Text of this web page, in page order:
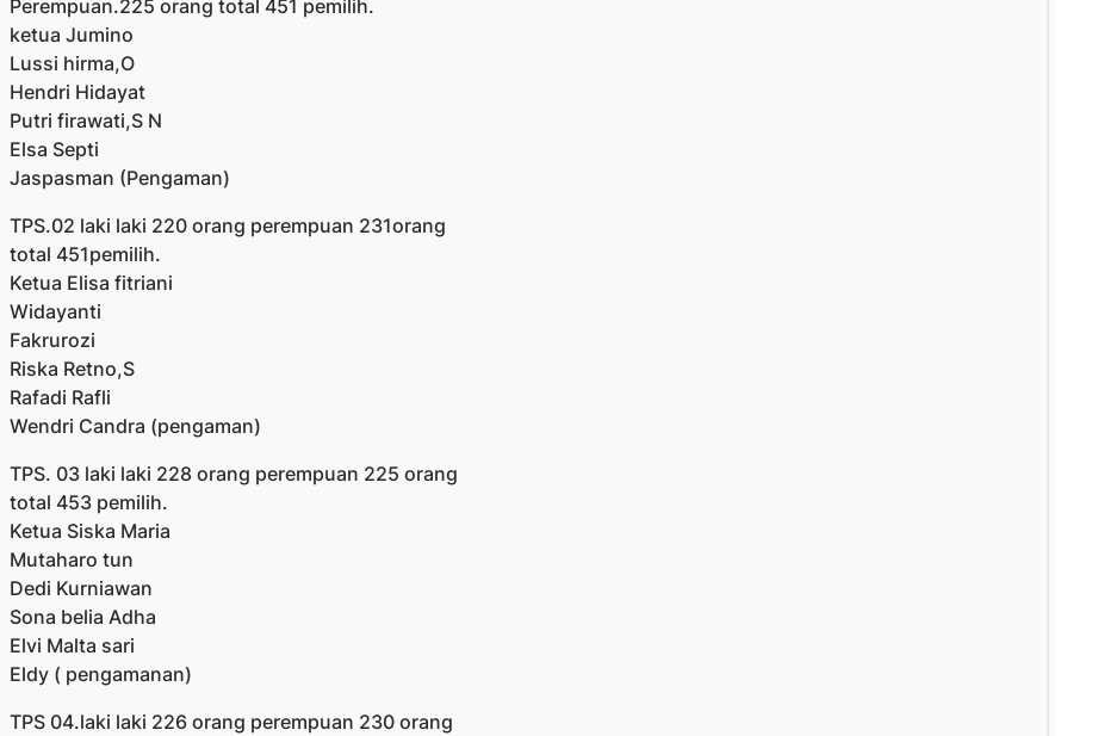
Perempuan.225 orang total 451 pemilih.
ketua Jumino
Lussi hirma,O
Hendri Hidayat
Putri firawati,S N
Elsa Septi
Jaspasman (Pengaman)
TPS.02 laki laki 220 orang perempuan 231orang
total 451pemilih.
Ketua Elisa fitriani
Widayanti
Fakrurozi
Riska Retno,S
Rafadi Rafli
Wendri Candra (pengaman)
TPS. 03 laki laki 228 orang perempuan 225 orang
total 453 pemilih.
Ketua Siska Maria
Mutaharo tun
Dedi Kurniawan
Sona belia Adha
Elvi Malta sari
Eldy ( pengamanan)
TPS 04.laki laki 226 orang perempuan 230 orang